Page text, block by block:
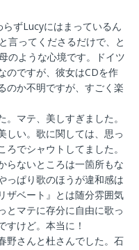
ずLucyにはまっているん
言ってくださるだけで、と
のような心境です。ドイツ
のですが、彼女はCDを作
のか不明ですが、すごく楽
。マテ、美しすぎました。
しい。歌に関しては、思っ
でシャウトしてました。
らないところは一箇所もな
っぱり歌のほうが違和感は
ザベート』とは随分雰囲気
とマテに存分に自由に歌っ
すけど。本当に！
野さんと杜さんでした。石